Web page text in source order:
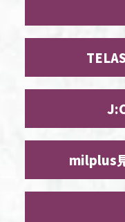
milplus